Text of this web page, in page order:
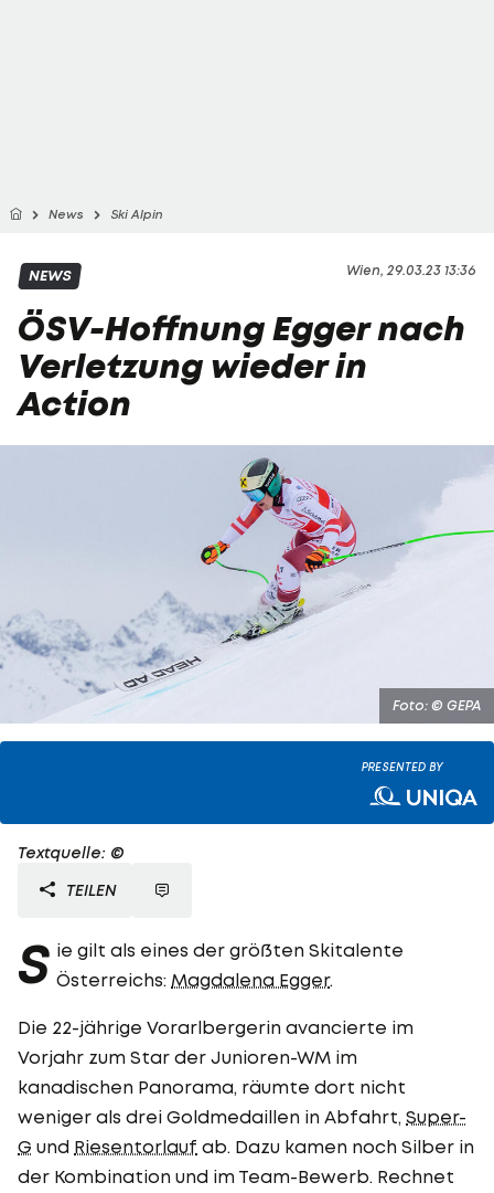
News Ski Alpin
Wien, 29.03.23 13:36
NEWS
ÖSV-Hoffnung Egger nach
Verletzung wieder in
Action
Foto: © GEPA
PRESENTED BY
Textquelle: ©
TEILEN
S ie gilt als eines der größten Skitalente
Österreichs: Magdalena Egger.
Die 22-jährige Vorarlbergerin avancierte im
Vorjahr zum Star der Junioren-WM im
kanadischen Panorama, räumte dort nicht
weniger als drei Goldmedaillen in Abfahrt, Super-
G und Riesentorlauf ab. Dazu kamen noch Silber in
der Kombination und im Team-Bewerb. Rechnet